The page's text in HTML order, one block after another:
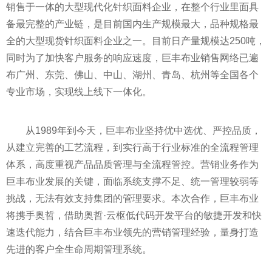
销售于一体的大型现代化针织面料企业，在整个行业里面具
备最完整的产业链，是目前国内生产规模最大，品种规格最
全的大型现货针织面料企业之一。目前日产量规模达250吨，
同时为了加快客户服务的响应速度，巨丰布业销售网络已遍
布广州、东莞、佛山、中山、湖州、青岛、杭州等全国各个
专业市场，实现线上线下一体化。
从1989年到今天，巨丰布业坚持优中选优、严控品质，
从建立完善的工艺流程，到实行高于行业标准的全流程管理
体系，高度重视产品品质管理与全流程管控。营销业务作为
巨丰布业发展的关键，面临系统支撑不足、统一管理较弱等
挑战，无法有效支持集团的管理要求。本次合作，巨丰布业
将携手奥哲，借助奥哲·云枢低代码开发平台的敏捷开发和快
速迭代能力，结合巨丰布业领先的营销管理经验，量身打造
先进的客户全生命周期管理系统。